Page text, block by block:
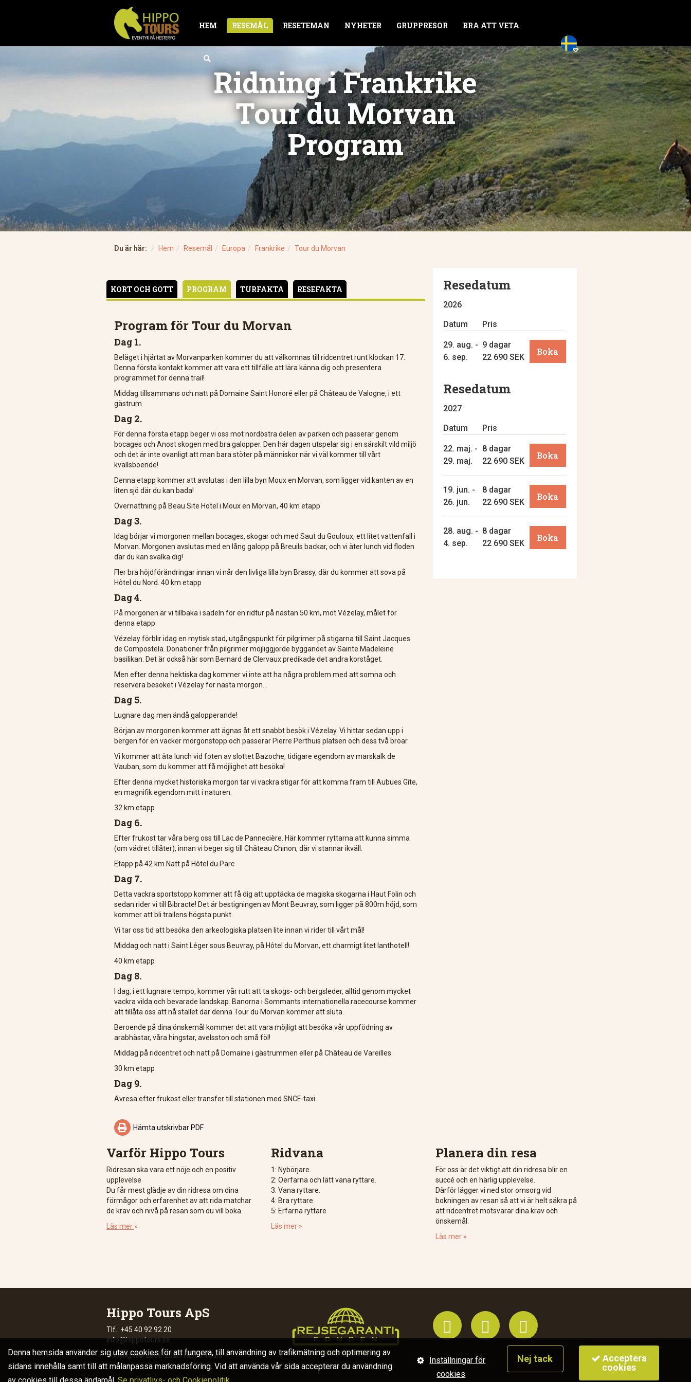
HEM RESEMÅL RESETEMAN NYHETER GRUPPRESOR BRA ATT VETA


Ridning i Frankrike
Tour du Morvan
Program
Du är här: Hem Resemål Europa Frankrike Tour du Morvan
KORT OCH GOTT PROGRAM TURFAKTA RESEFAKTA
Program för Tour du Morvan
Dag 1.
Beläget i hjärtat av Morvanparken kommer du att välkomnas till ridcentret runt klockan 17.
Denna första kontakt kommer att vara ett tillfälle att lära känna dig och presentera
programmet för denna trail!
Middag tillsammans och natt på Domaine Saint Honoré eller på Château de Valogne, i ett
gästrum
Dag 2.
För denna första etapp beger vi oss mot nordöstra delen av parken och passerar genom
bocages och Anost skogen med bra galopper. Den här dagen utspelar sig i en särskilt vild miljö
och det är inte ovanligt att man bara stöter på människor när vi väl kommer till vårt
kvällsboende!
Denna etapp kommer att avslutas i den lilla byn Moux en Morvan, som ligger vid kanten av en
liten sjö där du kan bada!
Övernattning på Beau Site Hotel i Moux en Morvan, 40 km etapp
Dag 3.
Idag börjar vi morgonen mellan bocages, skogar och med Saut du Gouloux, ett litet vattenfall i
Morvan. Morgonen avslutas med en lång galopp på Breuils backar, och vi äter lunch vid floden
där du kan svalka dig!
Fler bra höjdförändringar innan vi når den livliga lilla byn Brassy, ​​där du kommer att sova på
Hôtel du Nord. 40 km etapp
Dag 4.
På morgonen är vi tillbaka i sadeln för en ridtur på nästan 50 km, mot Vézelay, målet för
denna etapp.
Vézelay förblir idag en mytisk stad, utgångspunkt för pilgrimer på stigarna till Saint Jacques
de Compostela. Donationer från pilgrimer möjliggjorde byggandet av Sainte Madeleine
basilikan. Det är också här som Bernard de Clervaux predikade det andra korståget.
Men efter denna hektiska dag kommer vi inte att ha några problem med att somna och
reservera besöket i Vézelay för nästa morgon...
Dag 5.
Lugnare dag men ändå galopperande!
Början av morgonen kommer att ägnas åt ett snabbt besök i Vézelay. Vi hittar sedan upp i
bergen för en vacker morgonstopp och passerar Pierre Perthuis platsen och dess två broar.
Vi kommer att äta lunch vid foten av slottet Bazoche, tidigare egendom av marskalk de
Vauban, som du kommer att få möjlighet att besöka!
Efter denna mycket historiska morgon tar vi vackra stigar för att komma fram till Aubues Gîte,
en magnifik egendom mitt i naturen.
32 km etapp
Dag 6.
Efter frukost tar våra berg oss till Lac de Pannecière. Här kommer ryttarna att kunna simma
(om vädret tillåter), innan vi beger sig till Château Chinon, där vi stannar ikväll.
Etapp på 42 km.Natt på Hôtel du Parc
Dag 7.
Detta vackra sportstopp kommer att få dig att upptäcka de magiska skogarna i Haut Folin och
sedan rider vi till Bibracte! Det är bestigningen av Mont Beuvray, som ligger på 800m höjd, som
kommer att bli trailens högsta punkt.
Vi tar oss tid att besöka den arkeologiska platsen lite innan vi rider till vårt mål!
Middag och natt i Saint Léger sous Beuvray, på Hôtel du Morvan, ett charmigt litet lanthotell!
40 km etapp
Dag 8.
I dag, i ett lugnare tempo, kommer vår rutt att ta skogs- och bergsleder, alltid genom mycket
vackra vilda och bevarade landskap. Banorna i Sommants internationella racecourse kommer
att tillåta oss att nå stallet där denna Tour du Morvan kommer att sluta.
Beroende på dina önskemål kommer det att vara möjligt att besöka vår uppfödning av
arabhästar, våra hingstar, avelsston och små föl!
Middag på ridcentret och natt på Domaine i gästrummen eller på Château de Vareilles.
30 km etapp
Dag 9.
Avresa efter frukost eller transfer till stationen med SNCF-taxi.
 Hämta utskrivbar PDF
Resedatum
2026
Datum
Pris
29. aug. -
6. sep.
9 dagar
22 690 SEK
Boka
Resedatum
2027
Datum
Pris
22. maj. -
29. maj.
8 dagar
22 690 SEK
Boka
19. jun. -
26. jun.
8 dagar
22 690 SEK
Boka
28. aug. -
4. sep.
8 dagar
22 690 SEK
Boka
Varför Hippo Tours
Ridresan ska vara ett nöje och en positiv
upplevelse
Du får mest glädje av din ridresa om dina
förmågor och erfarenhet av att rida matchar
de krav och nivå på resan som du vill boka.
Läs mer »
Ridvana
1: Nybörjare.
2: Oerfarna och lätt vana ryttare.
3: Vana ryttare.
4: Bra ryttare.
5: Erfarna ryttare
Läs mer »
Planera din resa
För oss är det viktigt att din ridresa blir en
succé och en härlig upplevelse.
Därför lägger vi ned stor omsorg vid
bokningen av resan så att vi är helt säkra på
att ridcentret motsvarar dina krav och
önskemål.
Läs mer »
Hippo Tours ApS
Tlf.: +45 40 92 92 20
info@hippotours.se
Copyright© 2006-2026. Hippo Tours
  
Denna hemsida använder sig utav cookies för att fungera, till användning av trafikmätning och optimering av
sidans innehålla samt till att målanpassa marknadsföring. Vid att använda vår sida accepterar du användning
Inställningar för
cookies
Nej tack
Acceptera
cookies